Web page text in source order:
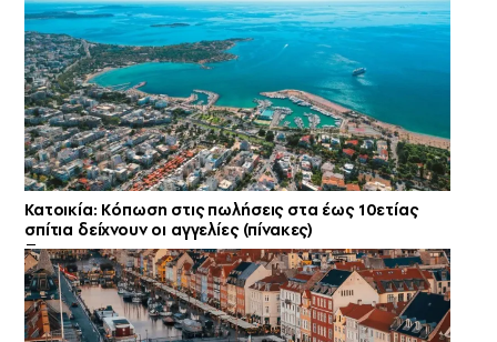
Κατοικία: Κόπωση στις πωλήσεις στα έως 10ετίας
σπίτια δείχνουν οι αγγελίες (πίνακες)